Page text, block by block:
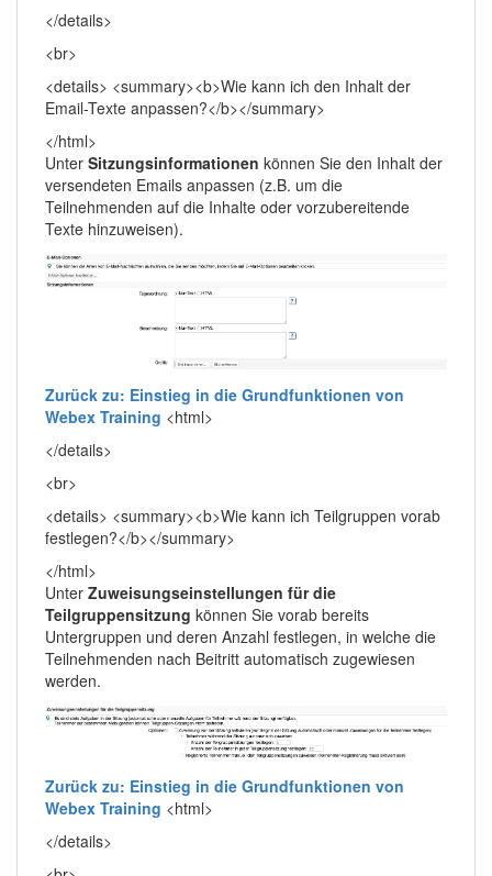
</details>
<br>
<details> <summary><b>Wie kann ich den Inhalt der
Email-Texte anpassen?</b></summary>
</html>
Unter Sitzungsinformationen können Sie den Inhalt der
versendeten Emails anpassen (z.B. um die
Teilnehmenden auf die Inhalte oder vorzubereitende
Texte hinzuweisen).
Zurück zu: Einstieg in die Grundfunktionen von
Webex Training <html>
</details>
<br>
<details> <summary><b>Wie kann ich Teilgruppen vorab
festlegen?</b></summary>
</html>
Unter Zuweisungseinstellungen für die
Teilgruppensitzung können Sie vorab bereits
Untergruppen und deren Anzahl festlegen, in welche die
Teilnehmenden nach Beitritt automatisch zugewiesen
werden.
Zurück zu: Einstieg in die Grundfunktionen von
Webex Training <html>
</details>